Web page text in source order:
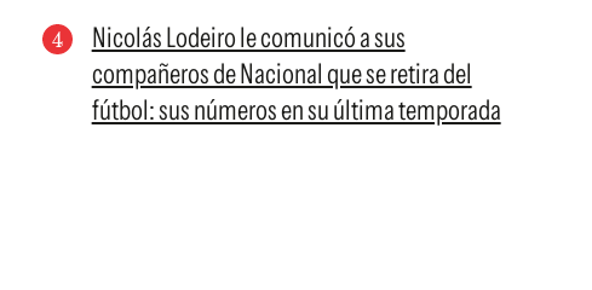
Nicolás Lodeiro le comunicó a sus
compañeros de Nacional que se retira del
fútbol: sus números en su última temporada